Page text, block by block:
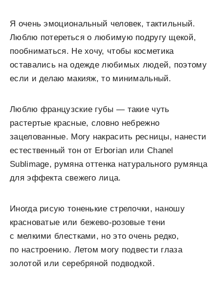
Я очень эмоциональный человек, тактильный.
Люблю потереться о любимую подругу щекой,
пообниматься. Не хочу, чтобы косметика
оставались на одежде любимых людей, поэтому
если и делаю макияж, то минимальный.
Люблю французские губы — такие чуть
растертые красные, словно небрежно
зацелованные. Могу накрасить ресницы, нанести
естественный тон от Erborian или Chanel
Sublimage, румяна оттенка натурального румянца
для эффекта свежего лица.
Иногда рисую тоненькие стрелочки, наношу
красноватые или бежево-розовые тени
с мелкими блестками, но это очень редко,
по настроению. Летом могу подвести глаза
золотой или серебряной подводкой.